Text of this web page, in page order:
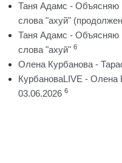
Таня Адамс - Объясняю
слова "ахуй"
Таня Адамс - Объясняю
слова "ахуй" 6
Олена Курбанова -
КурбановаLIVE - Олена
03.06.2026 6